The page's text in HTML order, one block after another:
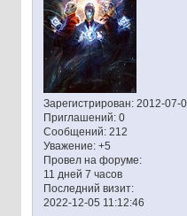
Зарегистрирован: 2012-07-
Приглашений:0
Сообщений:212
Уважение: +5
Провел на форуме:
11 дней 7 часов
Последний визит:
2022-12-05 11:12:46